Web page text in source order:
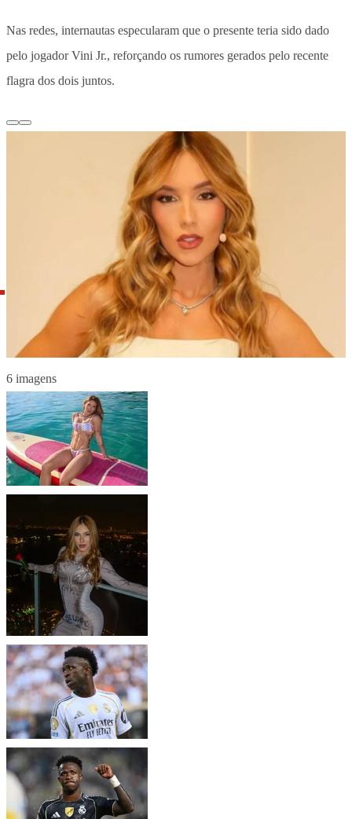
Nas redes, internautas especularam que o presente teria sido dado
pelo jogador Vini Jr., reforçando os rumores gerados pelo recente
flagra dos dois juntos.
6 imagens